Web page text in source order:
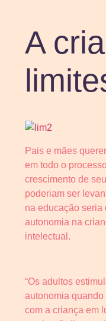
A
Pais e mães
em todo o
crescimento de
poderiam ser
na educação seria
autonomia na
intelectual.
“Os adultos
autonomia
com a criança em